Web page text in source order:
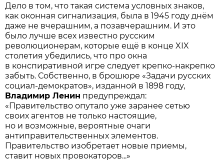
Дело в том, что такая система условных знаков,
как оконная сигнализация, была в 1945 году днём
даже не вчерашним, а позавчерашним. И это
было лучше всех известно русским
революционерам, которые ещё в конце XIX
столетия убедились, что про окна
в конспиративной игре следует крепко-накрепко
забыть. Собственно, в брошюре «Задачи русских
социал-демократов», изданной в 1898 году,
Владимир Ленин предупреждал:
«Правительство опутало уже заранее сетью
своих агентов не только настоящие,
но и возможные, вероятные очаги
антиправительственных элементов.
Правительство изобретает новые приемы,
ставит новых провокаторов...»